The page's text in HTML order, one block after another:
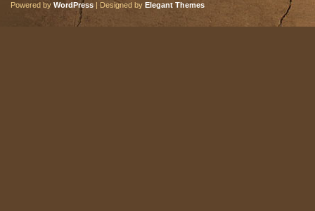
Powered by WordPress | Designed by Elegant Themes